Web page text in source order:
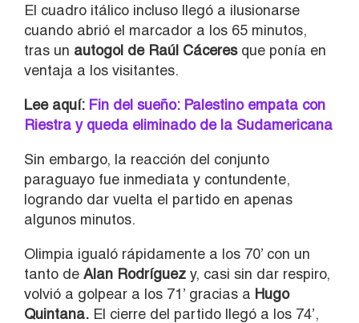
El cuadro itálico incluso llegó a ilusionarse
cuando abrió el marcador a los 65 minutos,
tras un autogol de Raúl Cáceresque ponía en
ventaja a los visitantes.
Lee aquí:Fin del sueño: Palestino empata con
Riestra y queda eliminado de la Sudamericana
Sin embargo, la reacción del conjunto
paraguayo fue inmediata y contundente,
logrando dar vuelta el partido en apenas
algunos minutos.
Olimpia igualó rápidamente a los 70’ con un
tanto de Alan Rodríguez y, casi sin dar respiro,
volvió a golpear a los 71’ gracias a Hugo
Quintana. El cierre del partido llegó a los 74’,